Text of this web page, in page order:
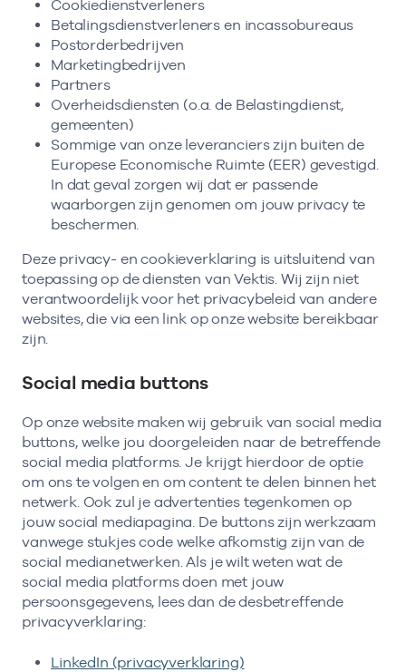
Cookiedienstverleners
Betalingsdienstverleners en incassobureaus
Postorderbedrijven
Marketingbedrijven
Partners
Overheidsdiensten (o.a. de Belastingdienst,
gemeenten)
Sommige van onze leveranciers zijn buiten de
Europese Economische Ruimte (EER) gevestigd.
In dat geval zorgen wij dat er passende
waarborgen zijn genomen om jouw privacy te
beschermen.
Deze privacy- en cookieverklaring is uitsluitend van
toepassing op de diensten van Vektis. Wij zijn niet
verantwoordelijk voor het privacybeleid van andere
websites, die via een link op onze website bereikbaar
zijn.
Social media buttons
Op onze website maken wij gebruik van social media
buttons, welke jou doorgeleiden naar de betreffende
social media platforms. Je krijgt hierdoor de optie
om ons te volgen en om content te delen binnen het
netwerk. Ook zul je advertenties tegenkomen op
jouw social mediapagina. De buttons zijn werkzaam
vanwege stukjes code welke afkomstig zijn van de
social medianetwerken. Als je wilt weten wat de
social media platforms doen met jouw
persoonsgegevens, lees dan de desbetreffende
privacyverklaring:
LinkedIn (privacyverklaring)